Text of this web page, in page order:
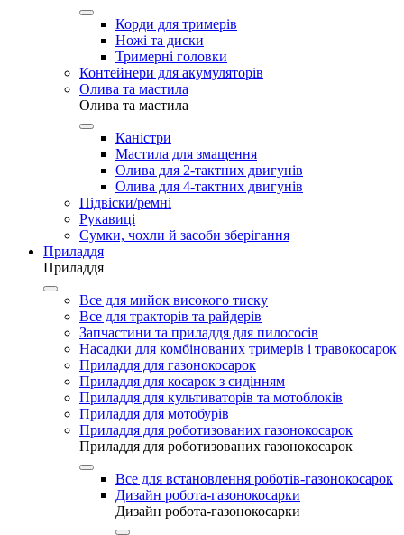
Корди для тримерів
Ножі та диски
Тримерні головки
Контейнери для акумуляторів
Олива та мастила
Олива та мастила
Каністри
Мастила для змащення
Олива для 2-тактних двигунів
Олива для 4-тактних двигунів
Підвіски/ремні
Рукавиці
Сумки, чохли й засоби зберігання
Приладдя
Приладдя
Все для мийок високого тиску
Все для тракторів та райдерів
Запчастини та приладдя для пилососів
Насадки для комбінованих тримерів і травокосарок
Приладдя для газонокосарок
Приладдя для косарок з сидінням
Приладдя для культиваторів та мотоблоків
Приладдя для мотобурів
Приладдя для роботизованих газонокосарок
Приладдя для роботизованих газонокосарок
Все для встановлення роботів-газонокосарок
Дизайн робота-газонокосарки
Дизайн робота-газонокосарки